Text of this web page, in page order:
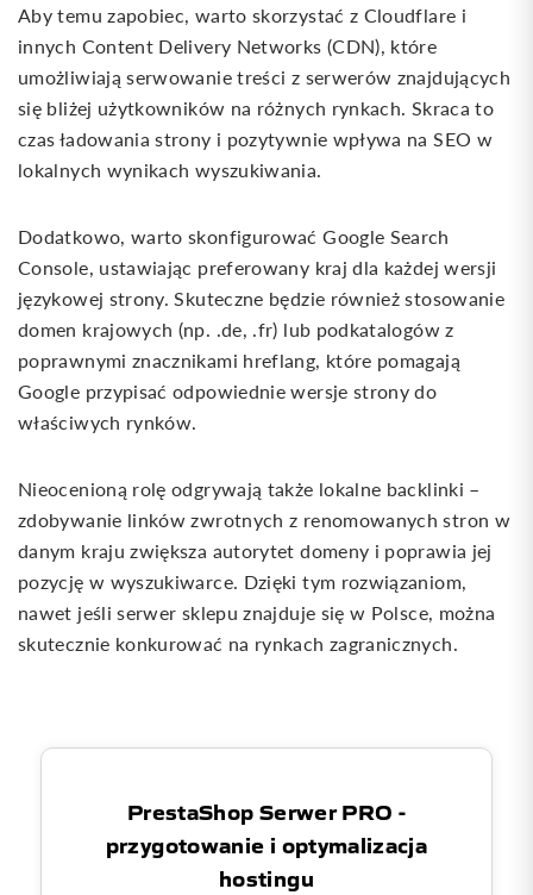
Aby temu zapobiec, warto skorzystać z Cloudflare i
innych Content Delivery Networks (CDN), które
umożliwiają serwowanie treści z serwerów znajdujących
się bliżej użytkowników na różnych rynkach. Skraca to
czas ładowania strony i pozytywnie wpływa na SEO w
lokalnych wynikach wyszukiwania.
Dodatkowo, warto skonfigurować Google Search
Console, ustawiając preferowany kraj dla każdej wersji
językowej strony. Skuteczne będzie również stosowanie
domen krajowych (np. .de, .fr) lub podkatalogów z
poprawnymi znacznikami hreflang, które pomagają
Google przypisać odpowiednie wersje strony do
właściwych rynków.
Nieocenioną rolę odgrywają także lokalne backlinki –
zdobywanie linków zwrotnych z renomowanych stron w
danym kraju zwiększa autorytet domeny i poprawia jej
pozycję w wyszukiwarce. Dzięki tym rozwiązaniom,
nawet jeśli serwer sklepu znajduje się w Polsce, można
skutecznie konkurować na rynkach zagranicznych.
PrestaShop Serwer PRO -
przygotowanie i optymalizacja
hostingu